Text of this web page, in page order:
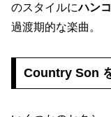
のスタイルにハン
過渡期的な楽曲。
Country Son